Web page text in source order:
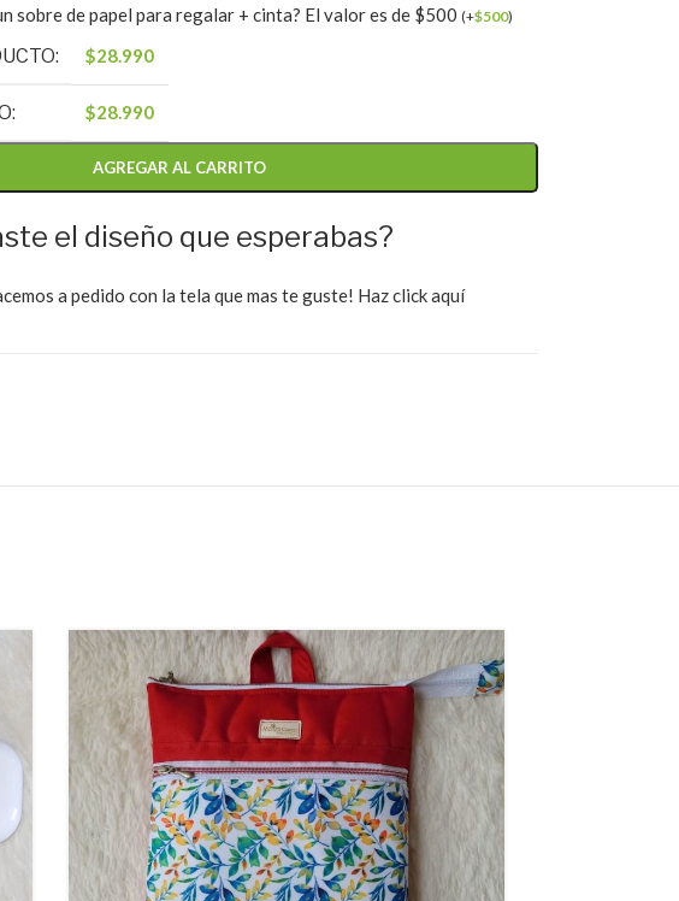
sobre de papel para regalar + cinta? El valor es de $500 (+$500)
$28.990
$28.990
AGREGAR AL CARRITO
el diseño que esperabas?
a pedido con la tela que mas te guste! Haz click aquí